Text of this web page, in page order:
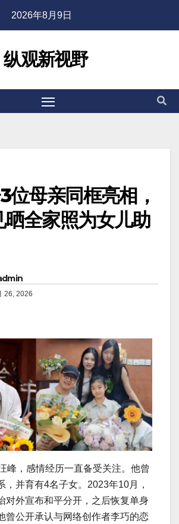
2026年8月9日
纵观新视野
位母亲同框亮相，
全家照为女儿助
26, 2026
峰，感情经历一直备受关注。他曾
，并育有4名子女。2023年10月，
对外宣布和平分开，之后恢复单身
曾公开承认与网络创作者李巧的恋